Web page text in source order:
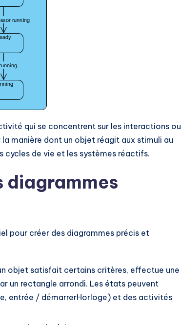
qui se concentrent sur les interactions ou
manière dont un objet réagit aux stimuli au
cycles de vie et les systèmes réactifs.
diagrammes
pour créer des diagrammes précis et
objet satisfait certains critères, effectue une
un rectangle arrondi. Les états peuvent
entrée / démarrerHorloge) et des activités